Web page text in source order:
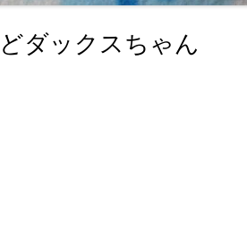
ダックスちゃん